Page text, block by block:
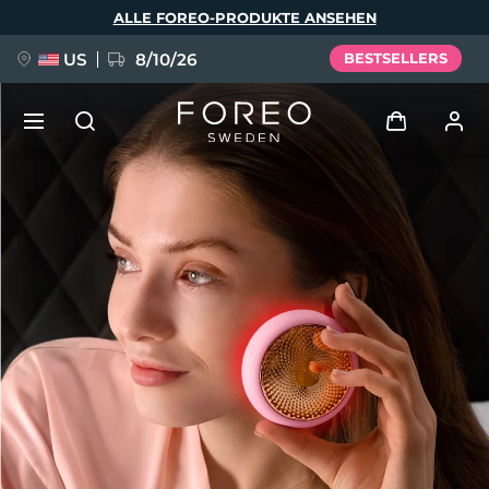
ALLE FOREO-PRODUKTE ANSEHEN
US 8/10/26 BESTSELLERS
Anmelden
Benutzerkonto
Meine Geräte
Meine Bestellungen
Meine Adressen
Meine Abonnements
FAQ™ Pure Beauty-Tech Elixir
BREAKING NEWS
issa™ Teeth Whitening Set
Sprache
Deutsch
Español
Français
Italiano
Português
Polski
Svenska
Русский
Türkçe
简体中文 繁體中文